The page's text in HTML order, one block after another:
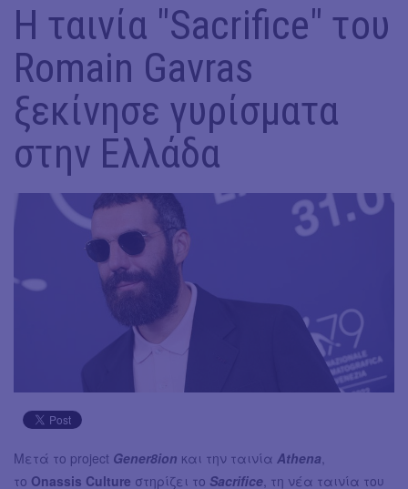
Η ταινία "Sacrifice" του
Romain Gavras
ξεκίνησε γυρίσματα
στην Ελλάδα
Μετά το project Gener8ion και την ταινία Athena
το Onassis Culture στηρίζει το Sacrifice , τη νέα ταινία του